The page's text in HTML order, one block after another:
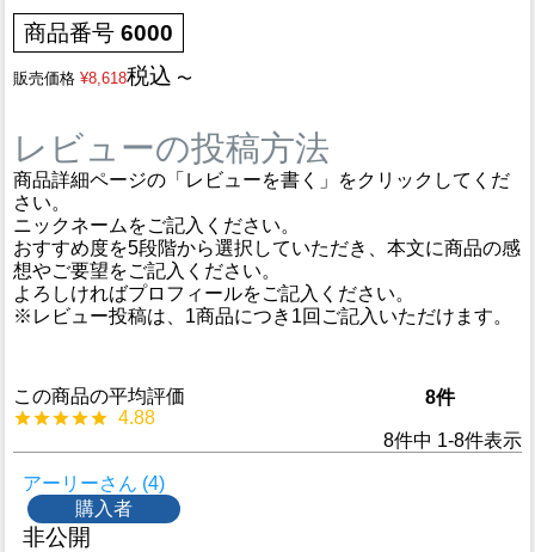
商品番号 6000
販売価格 ¥8,618税込 〜
レビューの投稿方法
商品詳細ページの「レビューを書く」をクリックしてくだ
さい。
ニックネームをご記入ください。
おすすめ度を5段階から選択していただき、本文に商品の感
想やご要望をご記入ください。
よろしければプロフィールをご記入ください。
※レビュー投稿は、1商品につき1回ご記入いただけます。
4.88
8
8件中 1-8件表示
アーリー
4
購入者
非公開